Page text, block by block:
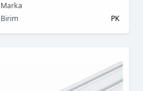
Marka
Birim
PK